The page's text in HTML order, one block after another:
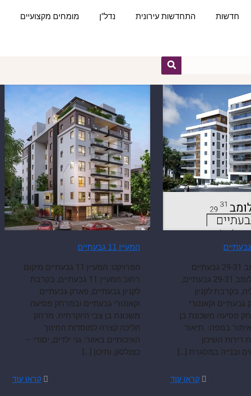
חדשות התחדשות עירונית נדל"ן מומחים מקצועיים
הפרויקט: גולומב 29-31 גבעתיים
מיקום רחוב גולומב 29-31 גבעתיים,
בקרבת לקניון
גבעתיים וקאנטרי
פסיעה משכונת בן
במפה: תיאור
דירות השיכון
ובנייה במסגרת […]
קראו עוד
המעיין 11 גבעתיים
הפרויקט: המעיין 11 גבעתיים מיקום
רחוב המעיין 11 גבעתיים, בקרבת
לקניון גבעתיים, פארק גבעתיים
וקאנטרי גבעתיים ובמרחק פסיעה
משכונת בן צבי היוקרתית. מרחק
הליכה קצרה למוסדות החינוך
האיכותיים באזור: גני ילדים, יסודי –
כצנלסון, ותיכון […]
קראו עוד